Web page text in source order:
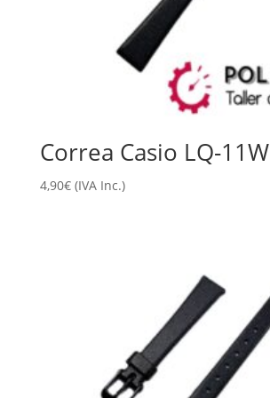
Correa Casio LQ-11W
4,90€ (IVA Inc.)